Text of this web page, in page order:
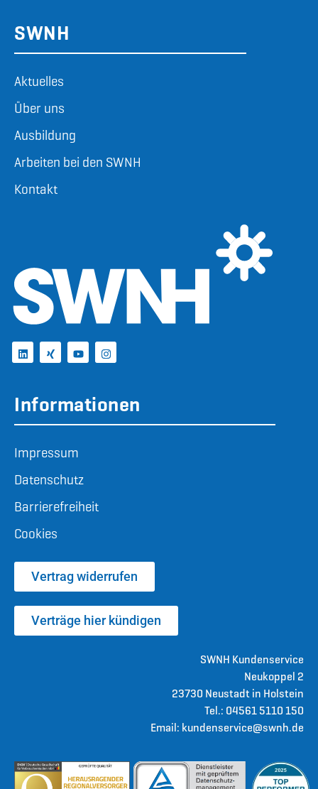
SWNH
Aktuelles
Über uns
Ausbildung
Arbeiten bei den SWNH
Kontakt
Informationen
Impressum
Datenschutz
Barrierefreiheit
Cookies
Vertrag widerrufen
Verträge hier kündigen
SWNH Kundenservice
Neukoppel 2
23730 Neustadt in Holstein
Tel.: 04561 5110 150
Email: kundenservice@swnh.de